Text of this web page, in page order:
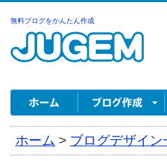
無料ブログをかんたん作成
ホーム > ブログデザイン